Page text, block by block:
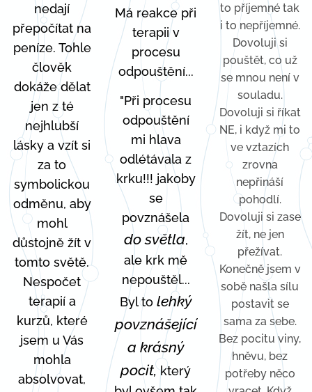
nedají
přepočítat na
peníze. Tohle
člověk
dokáže dělat
jen z té
nejhlubší
lásky a vzít si
za to
symbolickou
odměnu, aby
mohl
důstojně žít v
tomto světě.
Nespočet
terapií a
kurzů, které
jsem u Vás
mohla
absolvovat,
Má reakce při
terapii v
procesu
odpouštění...
"Při procesu
odpouštění
mi hlava
odlétávala z
krku!!! jakoby
se
povznášela
do světla,
ale krk mě
nepouštěl...
Byl to lehký
povznášející
a krásný
pocit,který
to příjemné tak
i to nepříjemné.
Dovoluji si
pouštět, co už
se mnou není v
souladu.
Dovoluji si říkat
NE, i když mi to
ve vztazích
zrovna
nepřináší
pohodlí.
Dovoluji si zase
žít, ne jen
přežívat.
Konečně jsem v
sobě našla sílu
postavit se
sama za sebe.
Bez pocitu viny,
hněvu, bez
potřeby něco